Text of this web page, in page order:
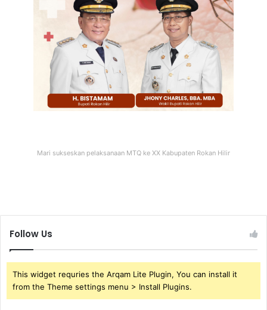
Mari sukseskan pelaksanaan MTQ ke XX Kabupaten Rokan Hilir
Follow Us
This widget requries the Arqam Lite Plugin, You can install it
from the Theme settings menu > Install Plugins.